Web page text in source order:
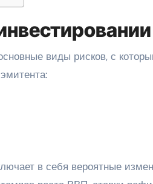
виды рисков, с
в себя вероятные